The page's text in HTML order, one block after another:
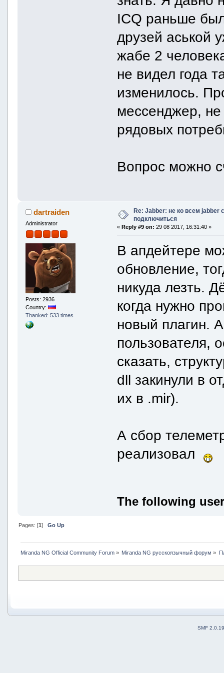
ICQ раньше
друзей аськой
жабе 2
не видел года
изменилось.
мессенджер,
рядовых
Вопрос можно
dartraiden
Administrator
Posts: 2936
Country:
Thanked: 533 times
Re: Jabber: не ко всем jabber
подключиться
«Reply #9 on: 29 08 2017, 16:31:40 »
В апдейтере
обновление,
никуда лезть.
когда нужно
новый плагин.
пользователя,
сказать,
dll закинули в
их в .mir).
А сбор
реализовал
The following
Pages: [1 ] Go Up
Miranda NG Official Community Forum» Miranda NG русскоязычный форум »
SMF 2.0.19